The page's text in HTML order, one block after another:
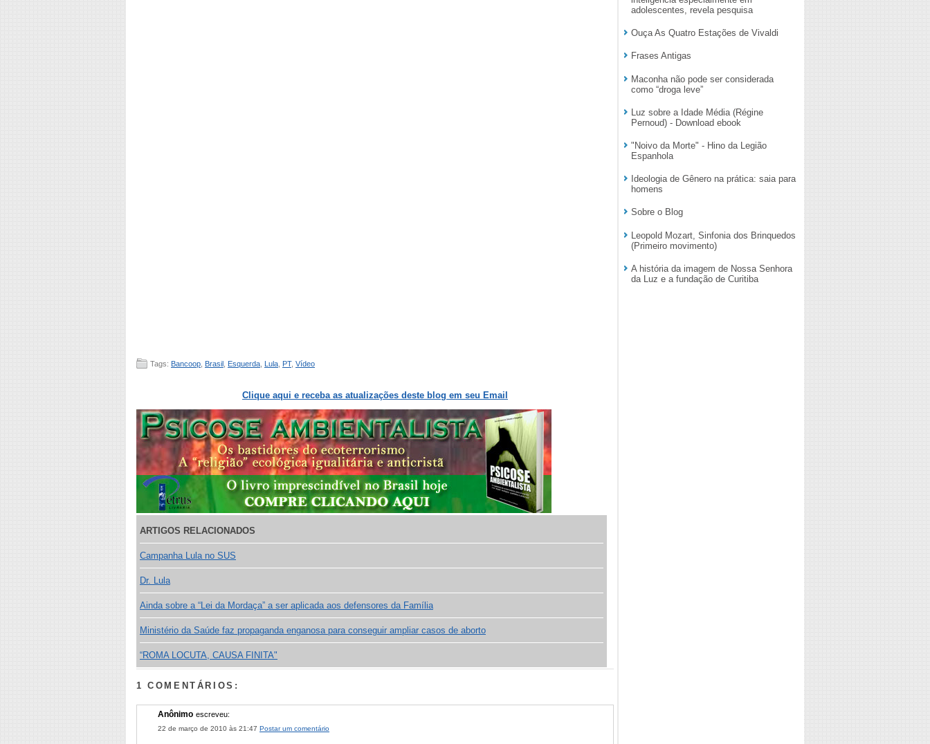
Tags: Bancoop Brasil Esquerda Lula PT, Vídeo
Clique aqui e receba as atualizações deste blog em seu Email
ARTIGOS RELACIONADOS
Campanha Lula no SUS
Dr. Lula
Ainda sobre a “Lei da Mordaça” a ser aplicada aos defensores da Família
Ministério da Saúde faz propaganda enganosa para conseguir ampliar casos de aborto
“ROMA LOCUTA, CAUSA FINITA"
1 COMENTÁRIOS:
Anônimo escreveu:
22 de março de 2010 às 21:47 Postar um comentário
adolescentes, revela pesquisa
Ouça As Quatro Estações de Vivaldi
Frases Antigas
Maconha não pode ser considerada
como “droga leve”
Luz sobre a Idade Média (Régine
Pernoud) - Download ebook
"Noivo da Morte" - Hino da Legião
Espanhola
Ideologia de Gênero na prática: saia para
homens
Sobre o Blog
Leopold Mozart, Sinfonia dos Brinquedos
(Primeiro movimento)
A história da imagem de Nossa Senhora
da Luz e a fundação de Curitiba